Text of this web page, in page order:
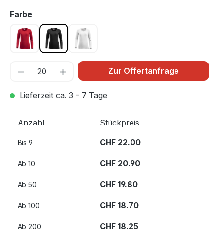
Farbeauswählen
Rot 35 Schwarz 99Weiss 00
Zur Offertanfrage
Lieferzeit ca. 3 - 7 Tage
Anzahl Stückpreis
Bis 9 CHF 22.00
Ab 10 CHF 20.90
Ab 50 CHF 19.80
Ab 100 CHF 18.70
Ab 200 CHF 18.25